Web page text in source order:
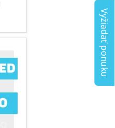
Vyžiadať ponuku